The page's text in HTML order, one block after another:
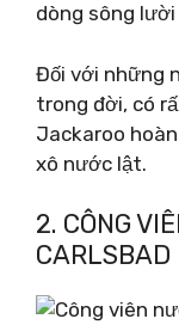
dòng sông
Đối với những
trong đời, có
Jackaroo
xô nước lật.
2. CÔNG
CARLSBAD